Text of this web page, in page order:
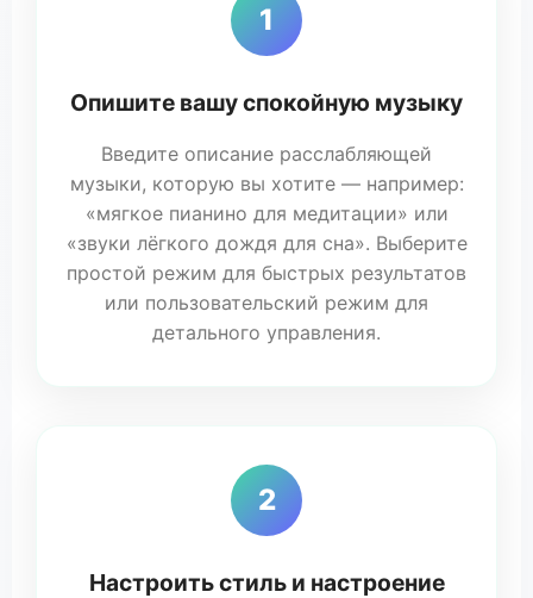
1
Опишите вашу спокойную музыку
Введите описание расслабляющей
музыки, которую вы хотите — например:
«мягкое пианино для медитации» или
«звуки лёгкого дождя для сна». Выберите
простой режим для быстрых результатов
или пользовательский режим для
детального управления.
2
Настроить стиль и настроение